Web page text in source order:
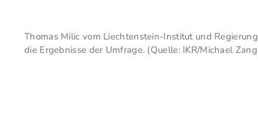
Thomas Milic vom Liechtenstein-Institut und
die Ergebnisse der Umfrage. (Quelle: IKR/Michael